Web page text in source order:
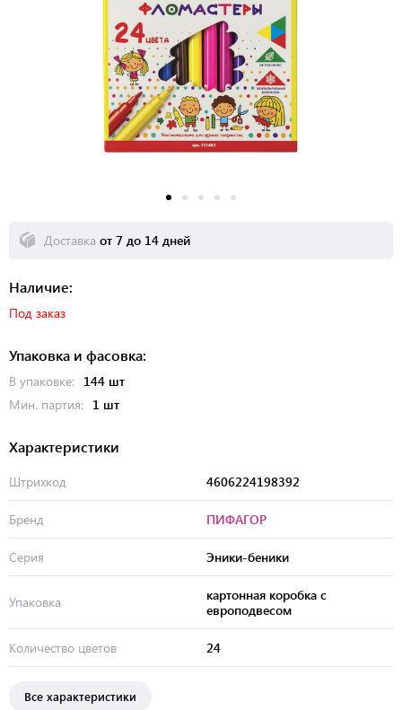
Наличие:
Под заказ
Упаковка и фасовка:
В упаковке:
144 шт
Мин. партия:
1 шт
Доставка от 7 до 14 дней
Характеристики
Штрихкод 4606224198392
Бренд ПИФАГОР
Серия Эники-беники
Упаковка
картонная коробка с
европодвесом
Количество цветов 24
Все характеристики